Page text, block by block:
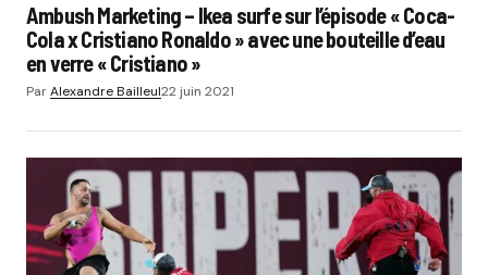
Ambush Marketing – Ikea surfe sur l’épisode « Coca-
Cola x Cristiano Ronaldo » avec une bouteille d’eau
en verre « Cristiano »
ParAlexandre Bailleul22 juin 2021